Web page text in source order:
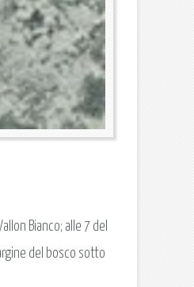
Bianco; alle 7 del
del bosco sotto